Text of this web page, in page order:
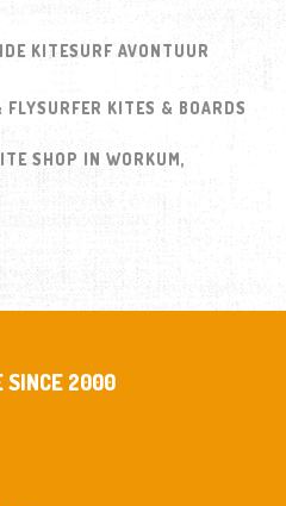
KITESURF AVONTUUR
KITES & BOARDS
SHOP IN WORKUM,
SINCE 2000